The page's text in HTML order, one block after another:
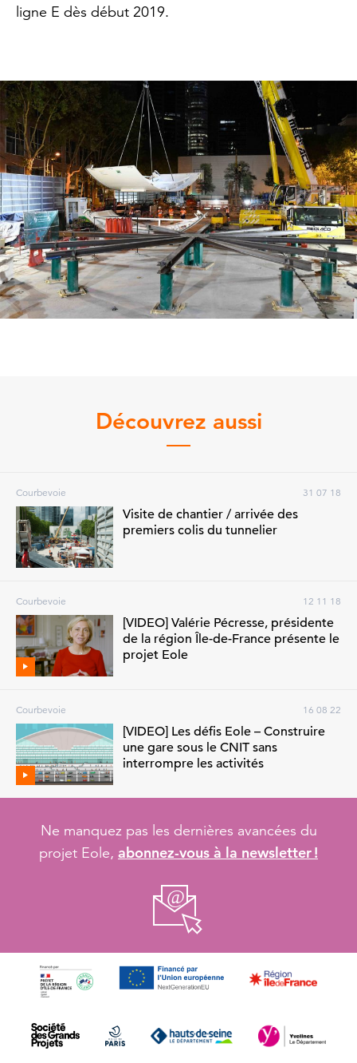
ligne E dès début 2019.
Découvrez aussi
Courbevoie 31 07 18
Visite de chantier / arrivée des
premiers colis du tunnelier
Courbevoie 12 11 18
[VIDEO] Valérie Pécresse, présidente
de la région Île-de-France présente le
projet Eole
Courbevoie 16 08 22
[VIDEO] Les défis Eole – Construire
une gare sous le CNIT sans
interrompre les activités
Ne manquez pas les dernières avancées du
projet Eole, abonnez-vous à la newsletter !